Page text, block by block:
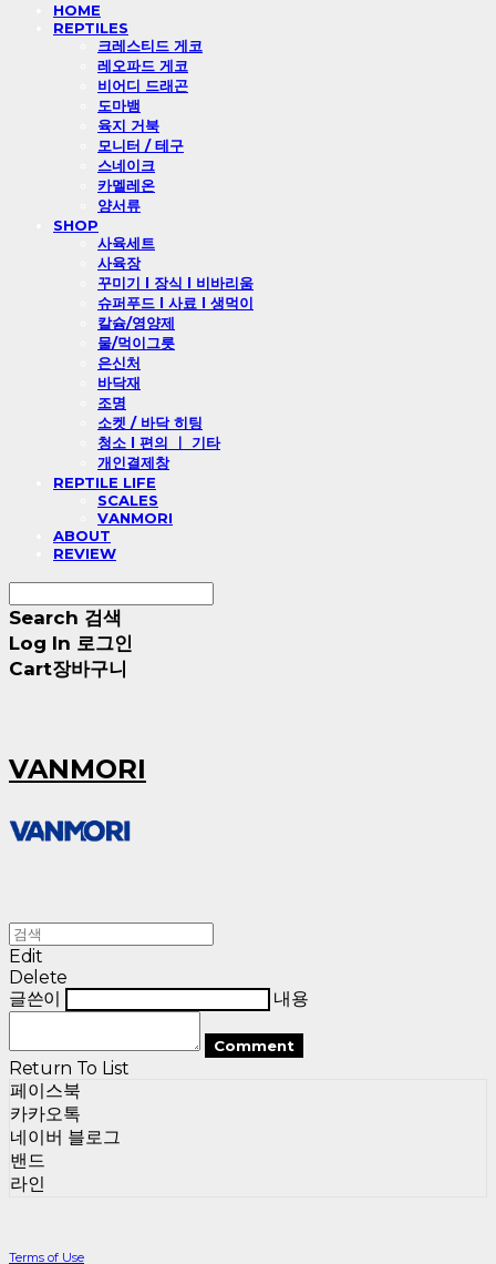
HOME
REPTILES
크레스티드 게코
레오파드 게코
비어디 드래곤
도마뱀
육지 거북
모니터 / 테구
스네이크
카멜레온
양서류
SHOP
사육세트
사육장
꾸미기 l 장식 l 비바리움
슈퍼푸드 l 사료 l 생먹이
칼슘/영양제
물/먹이그릇
은신처
바닥재
조명
소켓 / 바닥 히팅
청소 l 편의 ㅣ 기타
개인결제창
REPTILE LIFE
SCALES
VANMORI
ABOUT
REVIEW
Search 검색
Log In 로그인
Cart장바구니
VANMORI
Edit
Delete
글쓴이
내용
Comment
Return To List
페이스북
카카오톡
네이버 블로그
밴드
라인
Terms of Use